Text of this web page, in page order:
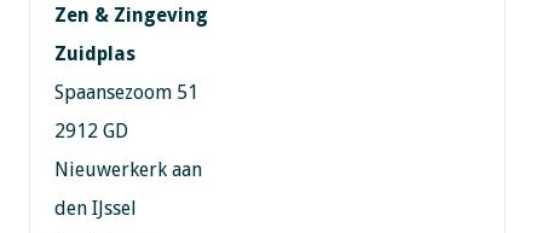
Zen & Zingeving
Zuidplas
Spaansezoom 51
2912 GD
Nieuwerkerk aan
den IJssel